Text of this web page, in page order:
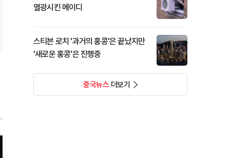
열광시킨 메이디
스티븐 로치 '과거의 홍콩'은 끝났지만
'새로운 홍콩'은 진행중
중국뉴스더보기